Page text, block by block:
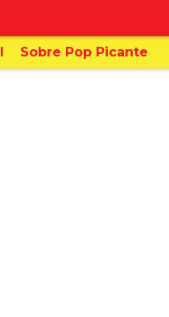
Sobre Pop Picante